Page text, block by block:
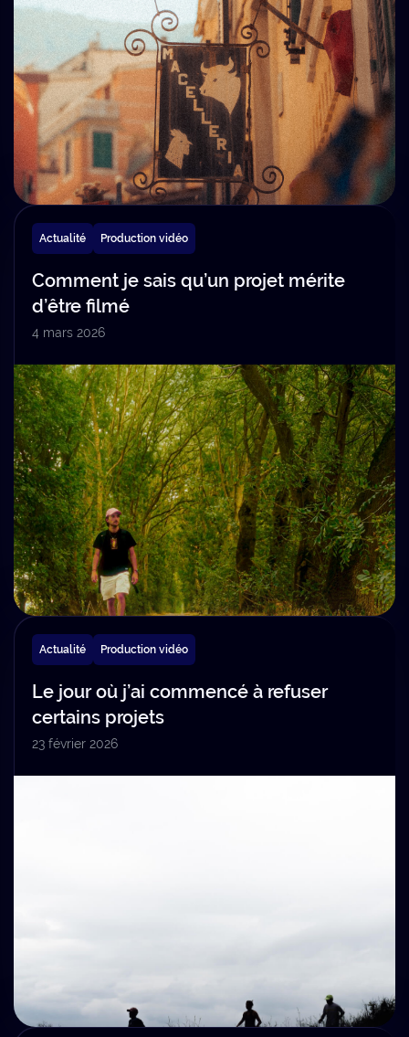
Actualité Production vidéo
Comment je sais qu’un projet mérite
d’être filmé
4 mars 2026
Actualité Production vidéo
Le jour où j’ai commencé à refuser
certains projets
23 février 2026